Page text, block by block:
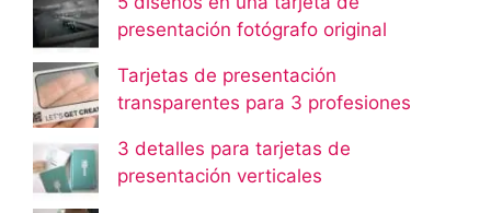
presentación fotógrafo original
Tarjetas de presentación
transparentes para 3 profesiones
3 detalles para tarjetas de
presentación verticales